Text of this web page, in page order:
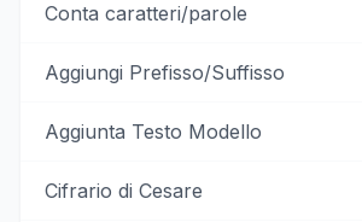
Conta caratteri/parole
Aggiungi Prefisso/Suffisso
Aggiunta Testo Modello
Cifrario di Cesare